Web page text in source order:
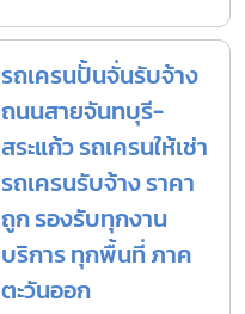
รถเครนปั้นจั่นรับจ้าง
ถนนสายจันทบุรี-
สระแก้ว รถเครนให้เช่า
รถเครนรับจ้าง ราคา
ถูก รองรับทุกงาน
บริการ ทุกพื้นที่ ภาค
ตะวันออก